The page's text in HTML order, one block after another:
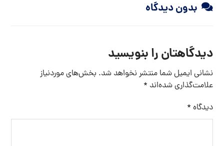
بدون دیدگاه
دیدگاهتان را بنویسید
نشانی ایمیل شما منتشر نخواهد شد. بخش‌های موردنیاز
علامت‌گذاری شده‌اند *
دیدگاه *